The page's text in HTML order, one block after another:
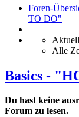
Foren-
TO DO"
Alle
Basics -
Du hast keine
Forum zu lesen.